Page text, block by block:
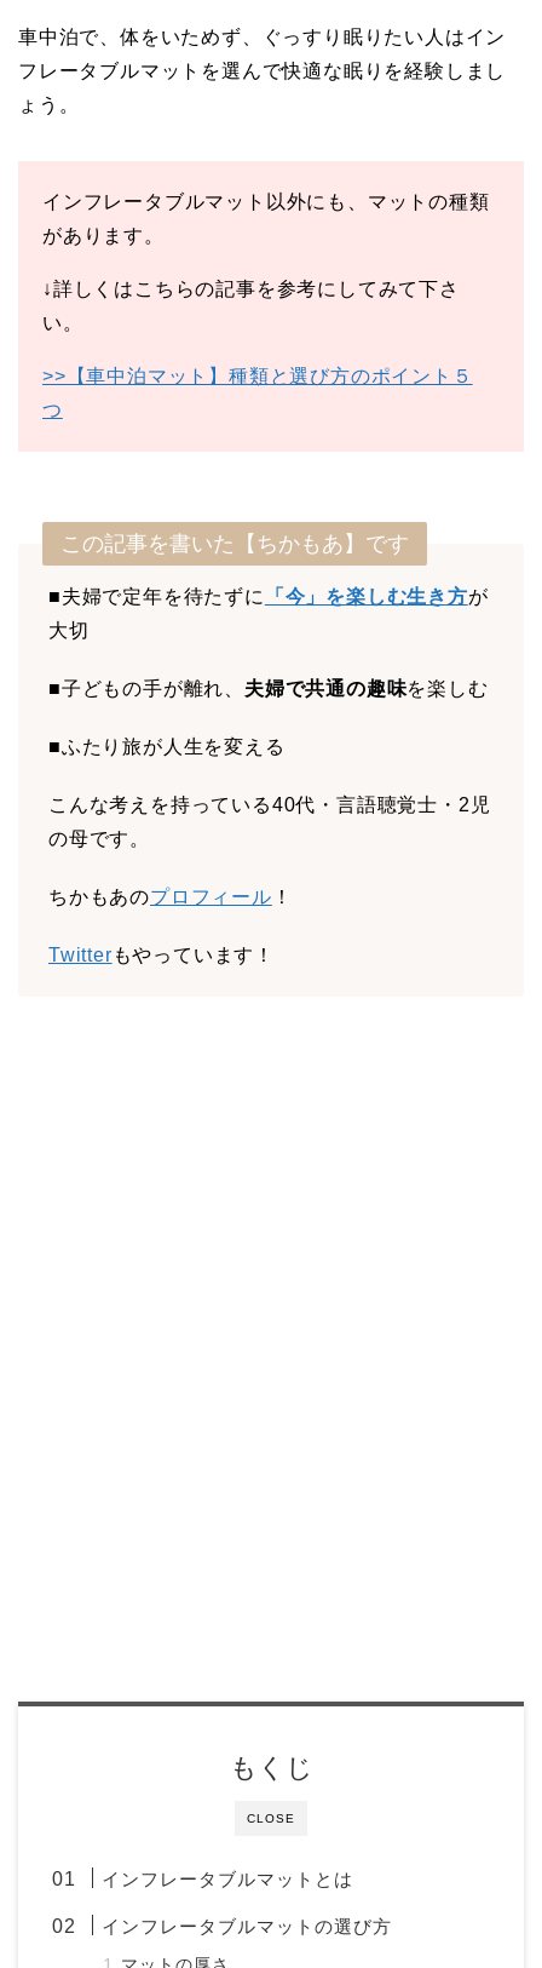
車中泊で、体をいためず、ぐっすり眠りたい人はイン
フレータブルマットを選んで快適な眠りを経験しまし
ょう。
インフレータブルマット以外にも、マットの種類
があります。
↓詳しくはこちらの記事を参考にしてみて下さ
い。
>>【車中泊マット】種類と選び方のポイント５
つ
この記事を書いた【ちかもあ】です
■夫婦で定年を待たずに 「今」を楽しむ生き方が
大切
■子どもの手が離れ、 夫婦で共通の趣味を楽しむ
■ふたり旅が人生を変える
こんな考えを持っている40代・言語聴覚士・2児
の母です。
ちかもあのプロフィール ！
Twitter もやっています！
CLOSE
もくじ
インフレータブルマットとは
インフレータブルマットの選び方